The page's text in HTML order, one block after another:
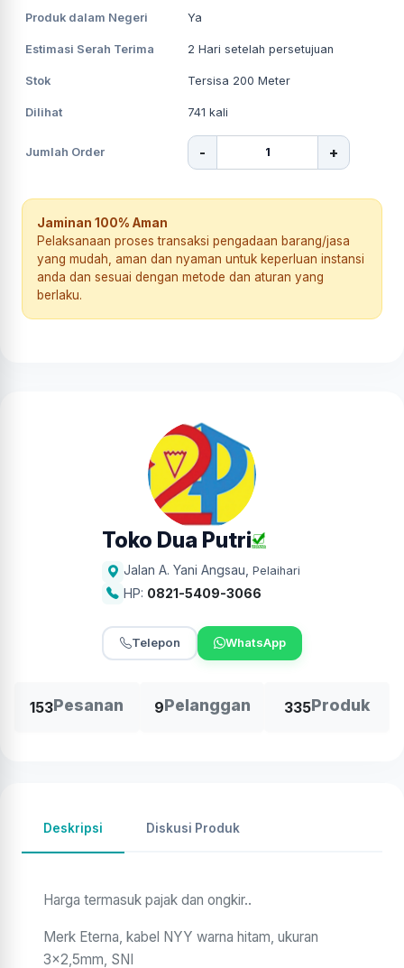
Produk dalam Negeri Ya
Estimasi Serah Terima 2 Hari setelah persetujuan
Stok Tersisa 200 Meter
Dilihat 741 kali
Jumlah Order - +
Jaminan 100% Aman
Pelaksanaan proses transaksi pengadaan barang/jasa
yang mudah, aman dan nyaman untuk keperluan instansi
anda dan sesuai dengan metode dan aturan yang
berlaku.
Toko Dua Putri
Jalan A. Yani Angsau Pelaihari
HP: 0821-5409-3066
Telepon WhatsApp
153Pesanan 9Pelanggan 335Produk
Deskripsi Diskusi Produk
Harga termasuk pajak dan ongkir..
Merk Eterna, kabel NYY warna hitam, ukuran
3x2,5mm, SNI